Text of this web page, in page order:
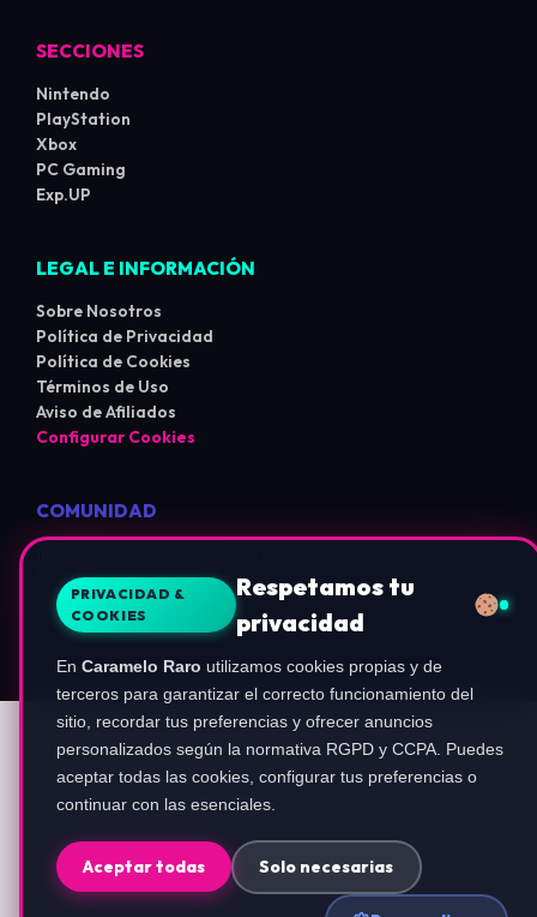
SECCIONES
Nintendo
PlayStation
Xbox
PC Gaming
Exp.UP
LEGAL E INFORMACIÓN
Sobre Nosotros
Política de Privacidad
Política de Cookies
Términos de Uso
Aviso de Afiliados
Configurar Cookies
COMUNIDAD
TikTok (@carameloraro.com)
YouTube
PRIVACIDAD &
COOKIES
Respetamos tu
privacidad
En Caramelo Raro utilizamos cookies propias y de
terceros para garantizar el correcto funcionamiento del
sitio, recordar tus preferencias y ofrecer anuncios
personalizados según la normativa RGPD y CCPA. Puedes
aceptar todas las cookies, configurar tus preferencias o
continuar con las esenciales.
Aceptar todas Solo necesarias